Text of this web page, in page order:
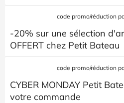
code promo/réduction
-20% sur une sélection
OFFERT chez Petit Bateau
code promo/réduction
CYBER MONDAY Petit
votre commande